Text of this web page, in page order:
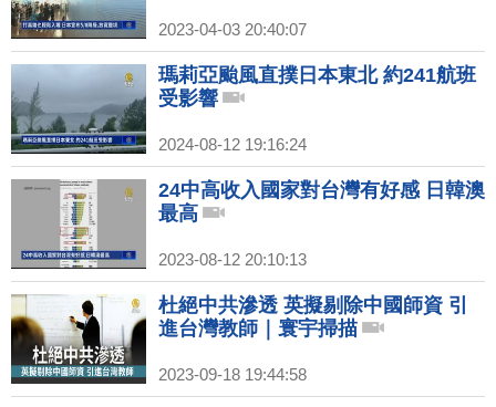
2023-04-03 20:40:07
瑪莉亞颱風直撲日本東北 約241航班
受影響
2024-08-12 19:16:24
24中高收入國家對台灣有好感 日韓澳
最高
2023-08-12 20:10:13
杜絕中共滲透 英擬剔除中國師資 引
進台灣教師｜寰宇掃描
2023-09-18 19:44:58